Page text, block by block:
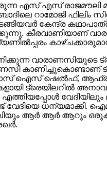
എസ് എസ് രാജമൗലി
റാമോജി ഫിലിം
കേന്ദ്ര
കീരവാണിയാണ്
വാരാണസിയുടെ
റോസ് ഐസ് ഷെല്‍ഫ്,
ട്രെയിലറില്‍
ധന്യമാക്കി.
ആർ ആർ ആറും